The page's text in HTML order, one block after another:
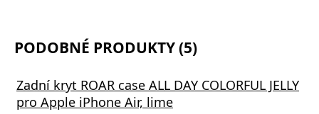
PODOBNÉ PRODUKTY (5)
Zadní kryt ROAR case ALL DAY COLORFUL JELLY
pro Apple iPhone Air, lime